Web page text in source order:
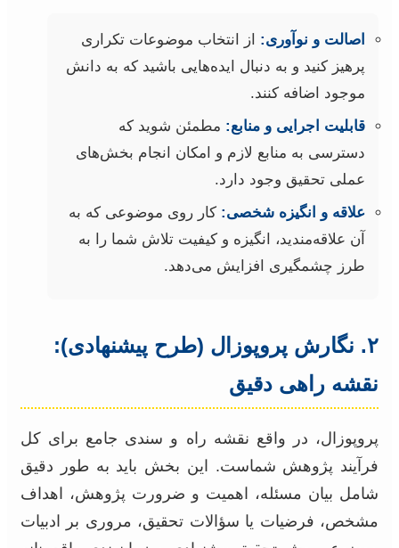
اصالت و نوآوری: از انتخاب موضوعات تکراری
پرهیز کنید و به دنبال ایده‌هایی باشید که به دانش
موجود اضافه کنند.
قابلیت اجرایی و منابع: مطمئن شوید که
دسترسی به منابع لازم و امکان انجام بخش‌های
عملی تحقیق وجود دارد.
علاقه و انگیزه شخصی: کار روی موضوعی که به
آن علاقه‌مندید، انگیزه و کیفیت تلاش شما را به
طرز چشمگیری افزایش می‌دهد.
۲. نگارش پروپوزال (طرح پیشنهادی):
نقشه راهی دقیق
پروپوزال، در واقع نقشه راه و سندی جامع برای کل
فرآیند پژوهش شماست. این بخش باید به طور دقیق
شامل بیان مسئله، اهمیت و ضرورت پژوهش، اهداف
مشخص، فرضیات یا سؤالات تحقیق، مروری بر ادبیات